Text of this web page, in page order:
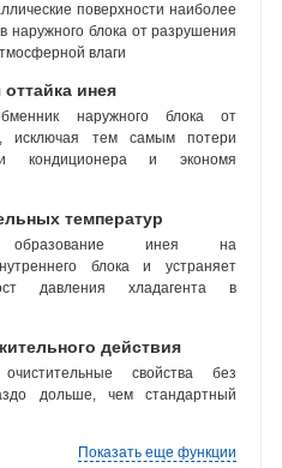
поверхности наиболее
наружного блока от разрушения
влаги
инея
наружного блока от
исключая тем самым потери
кондиционера и экономя
температур
образование инея на
блока и устраняет
давления хладагента в
действия
свойства без
дольше, чем стандартный
Показать еще функции